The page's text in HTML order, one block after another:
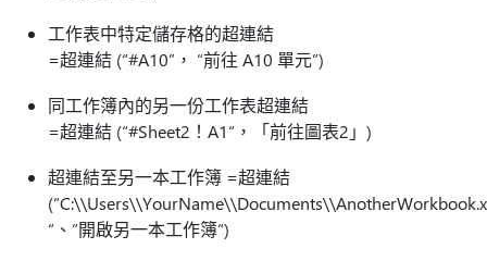
工作表中特定儲存格的超連結
=超連結 (“#A10”， “前往 A10 單元”)
同工作簿內的另一份工作表超連結
=超連結 (“#Sheet2！A1“，「前往圖表2」)
超連結至另一本工作簿 =超連結
“、”開啟另一本工作簿“)